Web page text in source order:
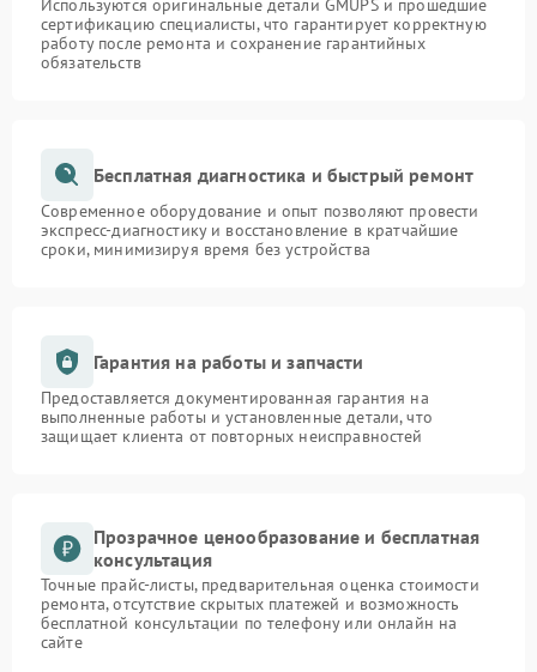
Используются оригинальные детали GMUPS и прошедшие
сертификацию специалисты, что гарантирует корректную
работу после ремонта и сохранение гарантийных
обязательств
Бесплатная диагностика и быстрый ремонт
Современное оборудование и опыт позволяют провести
экспресс-диагностику и восстановление в кратчайшие
сроки, минимизируя время без устройства
Гарантия на работы и запчасти
Предоставляется документированная гарантия на
выполненные работы и установленные детали, что
защищает клиента от повторных неисправностей
Прозрачное ценообразование и бесплатная
консультация
Точные прайс-листы, предварительная оценка стоимости
ремонта, отсутствие скрытых платежей и возможность
бесплатной консультации по телефону или онлайн на
сайте